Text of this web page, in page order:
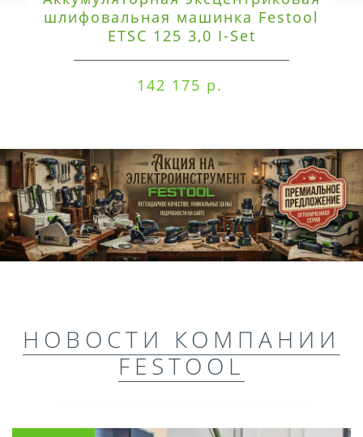
шлифовальная машинка Festool
ETSC 125 3,0 I-Set
142 175 р.
НОВОСТИ КОМПАНИИ
FESTOOL